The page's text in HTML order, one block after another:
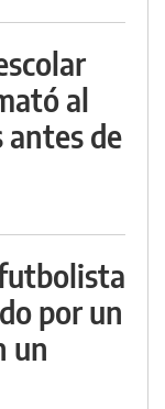
al
antes de
por un
un